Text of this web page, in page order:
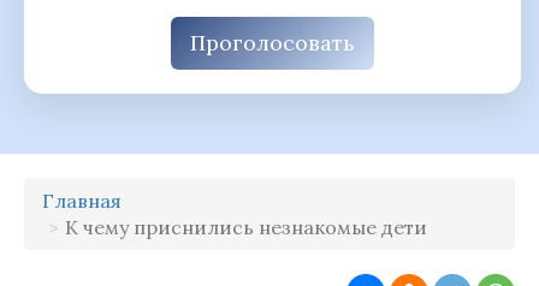
Проголосовать
Главная
К чему приснились незнакомые дети